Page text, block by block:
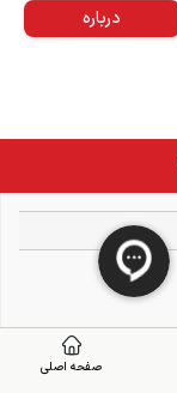
درباره
صفحه اصلی